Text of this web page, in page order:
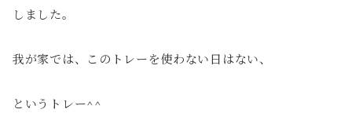
しました。
我が家では、このトレーを使わない日はない、
というトレー^^